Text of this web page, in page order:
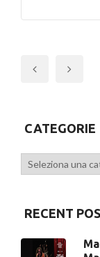
CATEGORIE
Categorie
RECENT